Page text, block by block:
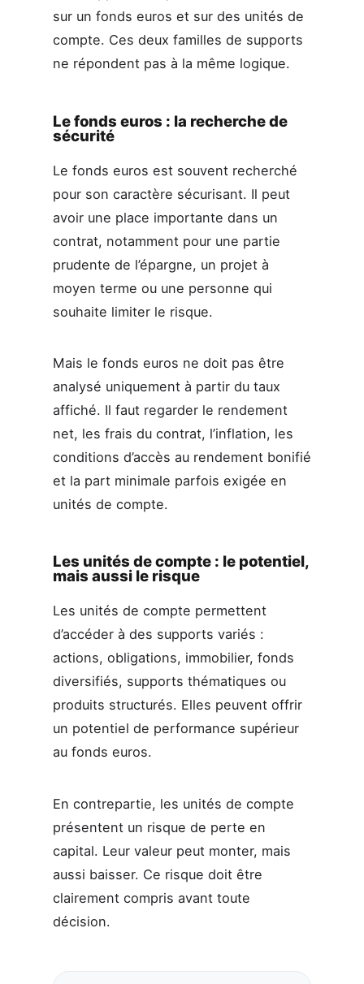
sur un fonds euros et sur des unités de
compte. Ces deux familles de supports
ne répondent pas à la même logique.
Le fonds euros : la recherche de
sécurité
Le fonds euros est souvent recherché
pour son caractère sécurisant. Il peut
avoir une place importante dans un
contrat, notamment pour une partie
prudente de l’épargne, un projet à
moyen terme ou une personne qui
souhaite limiter le risque.
Mais le fonds euros ne doit pas être
analysé uniquement à partir du taux
affiché. Il faut regarder le rendement
net, les frais du contrat, l’inflation, les
conditions d’accès au rendement bonifié
et la part minimale parfois exigée en
unités de compte.
Les unités de compte : le potentiel,
mais aussi le risque
Les unités de compte permettent
d’accéder à des supports variés :
actions, obligations, immobilier, fonds
diversifiés, supports thématiques ou
produits structurés. Elles peuvent offrir
un potentiel de performance supérieur
au fonds euros.
En contrepartie, les unités de compte
présentent un risque de perte en
capital. Leur valeur peut monter, mais
aussi baisser. Ce risque doit être
clairement compris avant toute
décision.